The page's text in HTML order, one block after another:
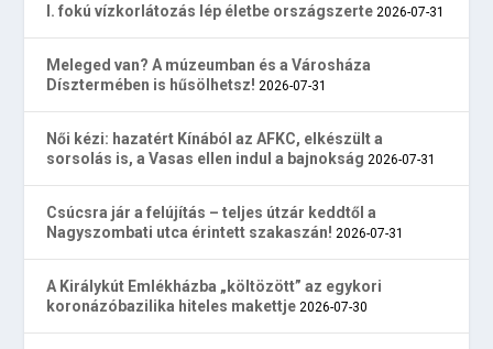
I. fokú vízkorlátozás lép életbe országszerte 2026-07-31
Meleged van? A múzeumban és a Városháza
Dísztermében is hűsölhetsz! 2026-07-31
Női kézi: hazatért Kínából az AFKC, elkészült a
sorsolás is, a Vasas ellen indul a bajnokság 2026-07-31
Csúcsra jár a felújítás – teljes útzár keddtől a
Nagyszombati utca érintett szakaszán! 2026-07-31
A Királykút Emlékházba „költözött” az egykori
koronázóbazilika hiteles makettje 2026-07-30